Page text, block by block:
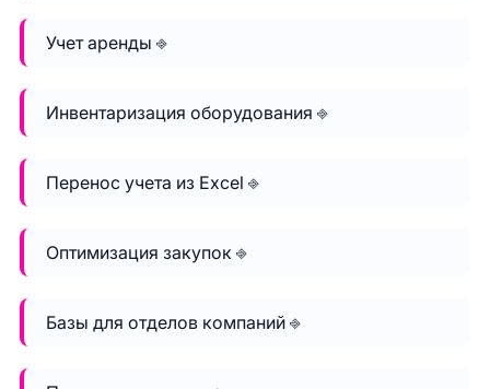
Учет аренды ⎆
Инвентаризация оборудования ⎆
Перенос учета из Excel ⎆
Оптимизация закупок ⎆
Базы для отделов компаний ⎆